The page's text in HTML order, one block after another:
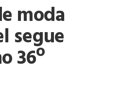
moda
segue
36º